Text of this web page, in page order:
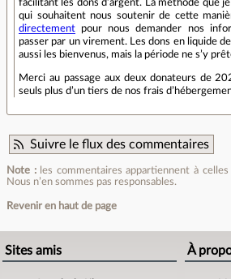
facilitant les dons d’argent. La méthode que
qui souhaitent nous soutenir de cette
directement pour nous demander nos
passer par un virement. Les dons en liquide
aussi les bienvenus, mais la période ne s’y
Merci au passage aux deux donateurs de
seuls plus d’un tiers de nos frais
Suivre le flux des commentaires
Note :les commentaires appartiennent à
Nous n’en sommes pas responsables.
Revenir en haut de page
Sites amis À